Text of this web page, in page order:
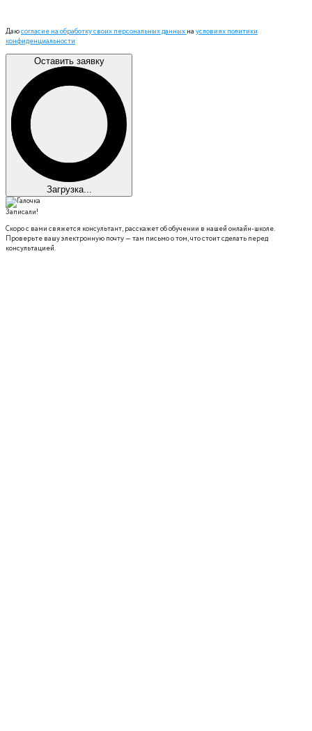
Даюсогласие на обработку своих персональных данных на условиях политики
конфиденциальности
Оставить заявку
Загрузка...
Записали!
Скоро с вами свяжется консультант, расскажет об обучении в нашей онлайн-школе.
Проверьте вашу электронную почту — там письмо о том, что стоит сделать перед
консультацией.